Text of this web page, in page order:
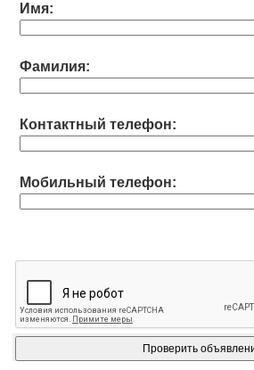
Имя:
Фамилия:
Контактный телефон:
Мобильный телефон: